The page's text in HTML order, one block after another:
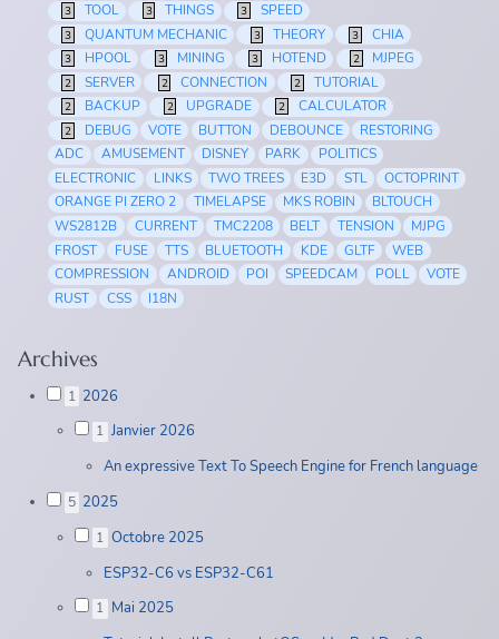
3 TOOL 3 THINGS 3 SPEED
3 QUANTUM MECHANIC 3 THEORY 3 CHIA
3 HPOOL 3 MINING 3 HOTEND 2 MJPEG
2 SERVER 2 CONNECTION 2 TUTORIAL
2 BACKUP 2 UPGRADE 2 CALCULATOR
2 DEBUG VOTE BUTTON DEBOUNCE
RESTORING
ADC
AMUSEMENT DISNEY PARK
POLITICS
ELECTRONIC
LINKS TWO TREES E3D STL
OCTOPRINT
ORANGE PI ZERO 2
TIMELAPSE MKS ROBIN
BLTOUCH
WS2812B
CURRENT TMC2208 BELT TENSION
MJPG
FROST
FUSE TTS BLUETOOTH KDE GLTF
WEB
COMPRESSION
ANDROID POI SPEEDCAM POLL
VOTE
RUST
CSS I18N
Archives
1 2026
1 Janvier 2026
An expressive Text To Speech Engine for French language
5 2025
1 Octobre 2025
ESP32-C6 vs ESP32-C61
1 Mai 2025